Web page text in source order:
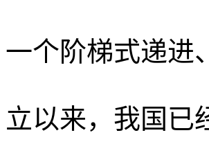
一个阶梯式递进
立以来，我国已